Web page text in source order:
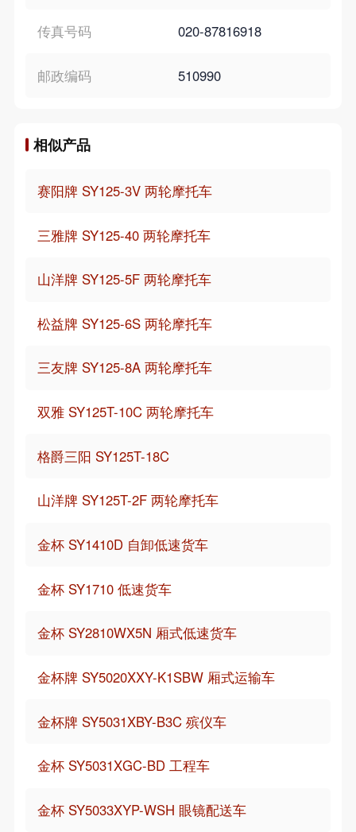
传真号码 020-87816918
邮政编码 510990
相似产品
赛阳牌 SY125-3V 两轮摩托车
三雅牌 SY125-40 两轮摩托车
山洋牌 SY125-5F 两轮摩托车
松益牌 SY125-6S 两轮摩托车
三友牌 SY125-8A 两轮摩托车
双雅 SY125T-10C 两轮摩托车
格爵三阳 SY125T-18C
山洋牌 SY125T-2F 两轮摩托车
金杯 SY1410D 自卸低速货车
金杯 SY1710 低速货车
金杯 SY2810WX5N 厢式低速货车
金杯牌 SY5020XXY-K1SBW 厢式运输车
金杯牌 SY5031XBY-B3C 殡仪车
金杯 SY5031XGC-BD 工程车
金杯 SY5033XYP-WSH 眼镜配送车